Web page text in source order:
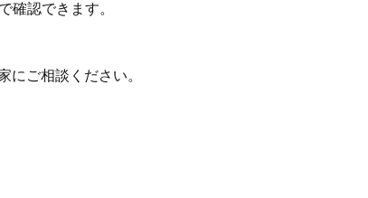
確認できます。
ご相談ください。